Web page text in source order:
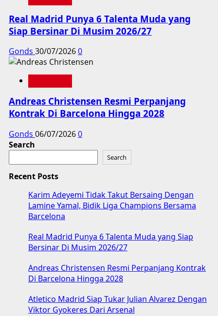
Real Madrid Punya 6 Talenta Muda yang
Siap Bersinar Di Musim 2026/27
Gonds 30/07/20260
Andreas Christensen Resmi Perpanjang
Kontrak Di Barcelona Hingga 2028
Gonds 06/07/20260
Search
Search
Recent Posts
Karim Adeyemi Tidak Takut Bersaing Dengan
Lamine Yamal, Bidik Liga Champions Bersama
Barcelona
Real Madrid Punya 6 Talenta Muda yang Siap
Bersinar Di Musim 2026/27
Andreas Christensen Resmi Perpanjang Kontrak
Di Barcelona Hingga 2028
Atletico Madrid Siap Tukar Julian Alvarez Dengan
Viktor Gyokeres Dari Arsenal